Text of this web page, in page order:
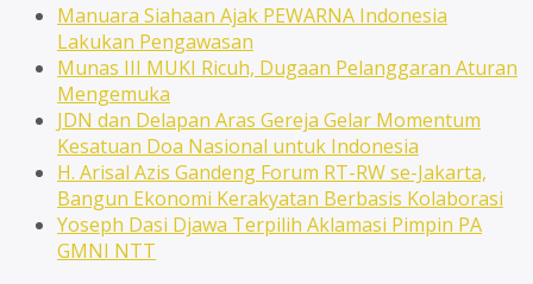
Manuara Siahaan Ajak PEWARNA Indonesia
Lakukan Pengawasan
Munas III MUKI Ricuh, Dugaan Pelanggaran Aturan
Mengemuka
JDN dan Delapan Aras Gereja Gelar Momentum
Kesatuan Doa Nasional untuk Indonesia
H. Arisal Azis Gandeng Forum RT-RW se-Jakarta,
Bangun Ekonomi Kerakyatan Berbasis Kolaborasi
Yoseph Dasi Djawa Terpilih Aklamasi Pimpin PA
GMNI NTT